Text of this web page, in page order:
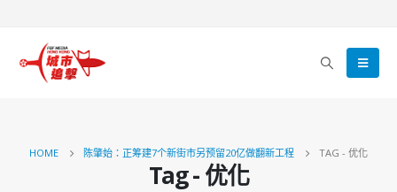
HOME 陈肇始：正筹建7个新街市另预留20亿做翻新工程 TAG - 优化
Tag - 优化